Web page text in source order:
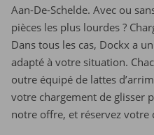
Aan-De-Schelde. Avec ou
pièces les plus lourdes ?
Dans tous les cas, Dockx a
adapté à votre situation.
outre équipé de lattes
votre chargement de glisser
notre offre, et réservez